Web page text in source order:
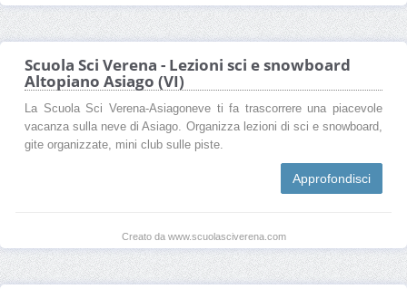
Scuola Sci Verena - Lezioni sci e snowboard
Altopiano Asiago (VI)
La Scuola Sci Verena-Asiagoneve ti fa trascorrere una piacevole
vacanza sulla neve di Asiago. Organizza lezioni di sci e snowboard,
gite organizzate, mini club sulle piste.
Approfondisci
Creato da www.scuolasciverena.com